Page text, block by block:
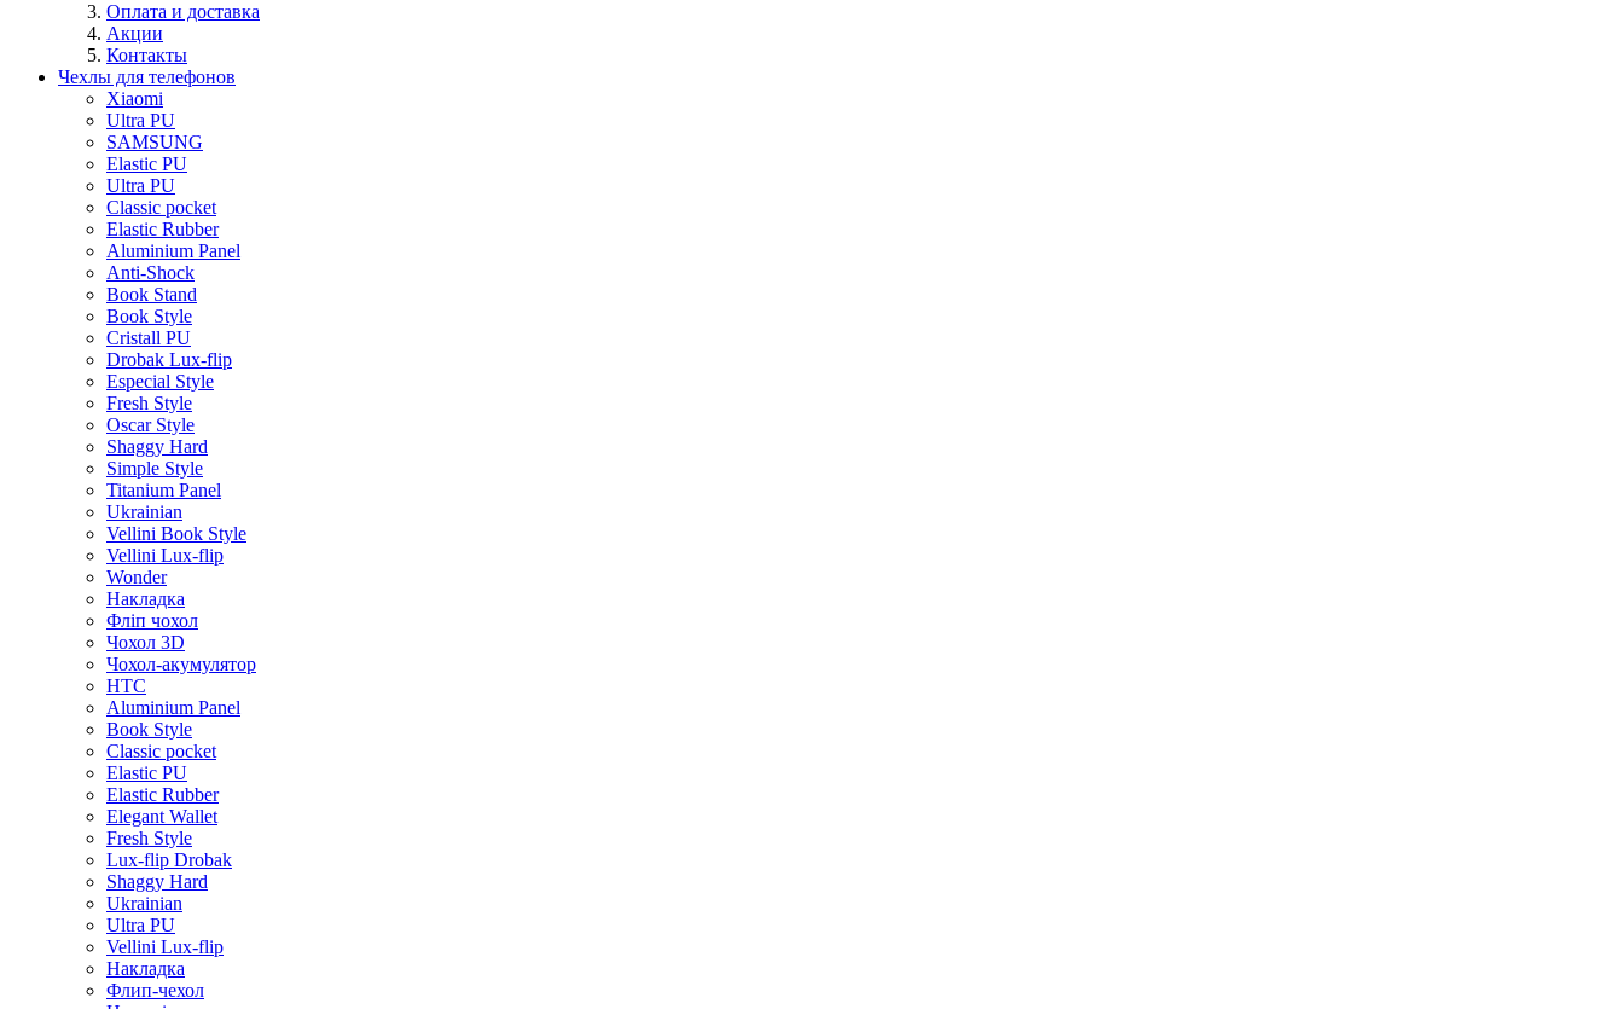
Оплата и доставка
Акции
Контакты
Чехлы для телефонов
Xiaomi
Ultra PU
SAMSUNG
Elastic PU
Ultra PU
Classic pocket
Elastic Rubber
Aluminium Panel
Anti-Shock
Book Stand
Book Style
Cristall PU
Drobak Lux-flip
Especial Style
Fresh Style
Oscar Style
Shaggy Hard
Simple Style
Titanium Panel
Ukrainian
Vellini Book Style
Vellini Lux-flip
Wonder
Накладка
Фліп чохол
Чохол 3D
Чохол-акумулятор
HTC
Aluminium Panel
Book Style
Classic pocket
Elastic PU
Elastic Rubber
Elegant Wallet
Fresh Style
Lux-flip Drobak
Shaggy Hard
Ukrainian
Ultra PU
Vellini Lux-flip
Накладка
Флип-чехол